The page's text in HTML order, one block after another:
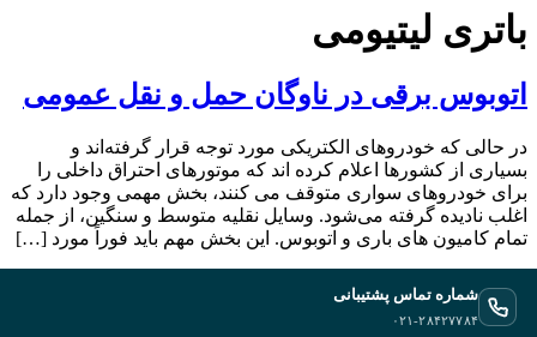
باتری لیتیومی
اتوبوس برقی در ناوگان حمل و نقل عمومی
‬اغلب‭ ‬نادیده‭ ‬گرفته‭ ‬می‌شود.‬ وسایل نقلیه متوسط و سنگین، از جمله
تمام کامیون های باری و اتوبوس. این بخش مهم باید فوراً مورد […]
شماره تماس پشتیبانی
۰۲۱-۲۸۴۲۷۷۸۴